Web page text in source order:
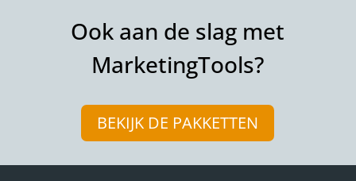
Ook aan de slag met
MarketingTools?
BEKIJK DE PAKKETTEN